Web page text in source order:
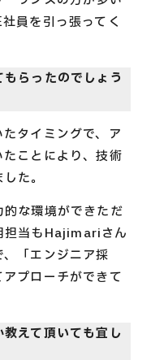
員を引っ張ってく
らったのでしょう
タイミングで、ア
ことにより、技術
た。
な環境ができただ
担当もHajimariさん
「エンジニア採
プローチができて
えて頂いても宜し